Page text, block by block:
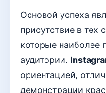
Основой успеха
присутствие в тех
которые наиболее
аудитории.
ориентацией,
демонстрации